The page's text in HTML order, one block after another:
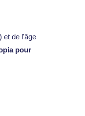
et de l'âge
pour